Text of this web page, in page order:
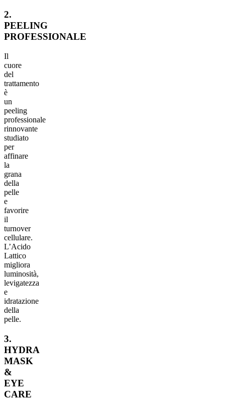
2.
PEELING
PROFESSIONALE
Il
cuore
del
trattamento
è
un
peeling
professionale
rinnovante
studiato
per
affinare
la
grana
della
pelle
e
favorire
il
turnover
cellulare.
L’Acido
Lattico
migliora
luminosità,
levigatezza
e
idratazione
della
pelle.
3.
HYDRA
MASK
&
EYE
CARE